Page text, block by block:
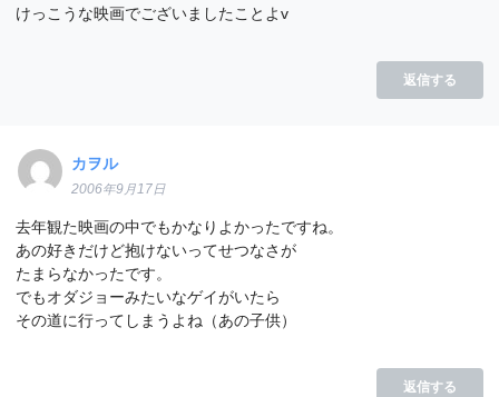
けっこうな映画でございましたことよv
返信する
カヲル
2006年9月17日
去年観た映画の中でもかなりよかったですね。
あの好きだけど抱けないってせつなさが
たまらなかったです。
でもオダジョーみたいなゲイがいたら
その道に行ってしまうよね（あの子供）
返信する